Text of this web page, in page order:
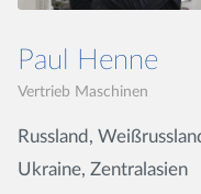
Paul Henne
Vertrieb Maschinen
Russland,
Ukraine, Zentralasien